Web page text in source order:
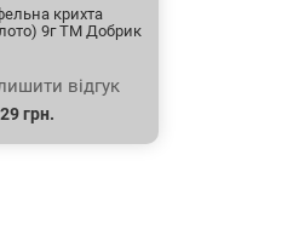
крихта
9г ТМ Добрик
відгук
грн.